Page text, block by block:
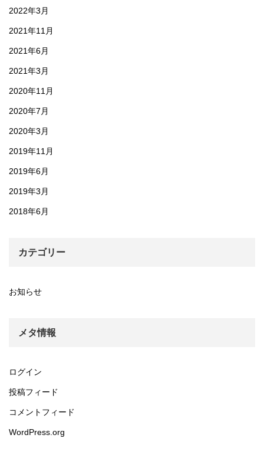
2022年3月
2021年11月
2021年6月
2021年3月
2020年11月
2020年7月
2020年3月
2019年11月
2019年6月
2019年3月
2018年6月
カテゴリー
お知らせ
メタ情報
ログイン
投稿フィード
コメントフィード
WordPress.org